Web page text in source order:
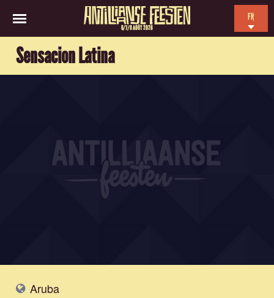
6/7/8 AOÛT 2026
FR
Sensacion Latina
Aruba